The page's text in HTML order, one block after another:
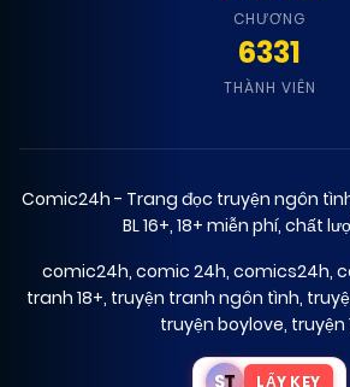
CHƯƠNG
6331
THÀNH VIÊN
Comic24h - Trang đọc truyện ngôn
BL 16+, 18+ miễn phí, chất
comic24h, comic 24h, comics24h,
tranh 18+, truyện tranh ngôn tình,
truyện boylove, truyện
ST LẤY KEY